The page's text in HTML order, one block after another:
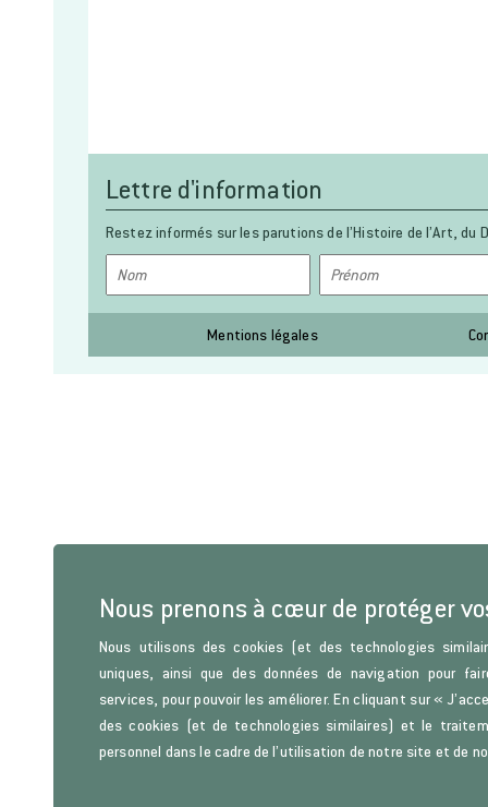
Lettre d'information
Restez informés sur les parutions de l’Histoire de l’Art, du
Mentions légales
Nous prenons à cœur de protéger
Nous utilisons des cookies (et des technologies
uniques, ainsi que des données de navigation pour
services, pour pouvoir les améliorer. En cliquant sur «
des cookies (et de technologies similaires) et le
personnel dans le cadre de l’utilisation de notre site et de